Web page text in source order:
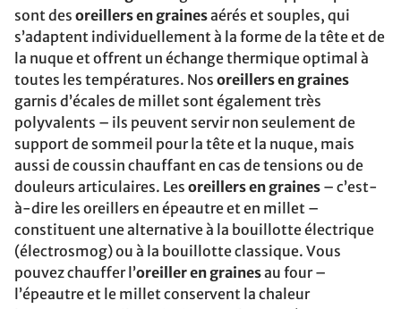
sont des oreillers en grainesaérés et souples, qui
s’adaptent individuellement à la forme de la tête et de
la nuque et offrent un échange thermique optimal à
toutes les températures. Nos oreillers en graines
garnis d’écales de millet sont également très
polyvalents – ils peuvent servir non seulement de
support de sommeil pour la tête et la nuque, mais
aussi de coussin chauffant en cas de tensions ou de
douleurs articulaires. Les oreillers en graines – c’est-
à-dire les oreillers en épeautre et en millet –
constituent une alternative à la bouillotte électrique
(électrosmog) ou à la bouillotte classique. Vous
pouvez chauffer l’oreiller en grainesau four –
l’épeautre et le millet conservent la chaleur